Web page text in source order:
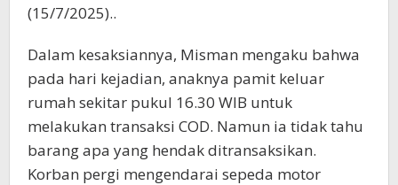
(15/7/2025)..
Dalam kesaksiannya, Misman mengaku bahwa
pada hari kejadian, anaknya pamit keluar
rumah sekitar pukul 16.30 WIB untuk
melakukan transaksi COD. Namun ia tidak tahu
barang apa yang hendak ditransaksikan.
Korban pergi mengendarai sepeda motor